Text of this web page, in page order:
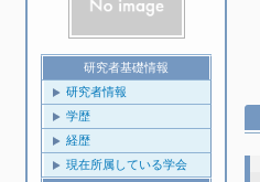
研究者基礎情報
研究者情報
学歴
経歴
現在所属している学会